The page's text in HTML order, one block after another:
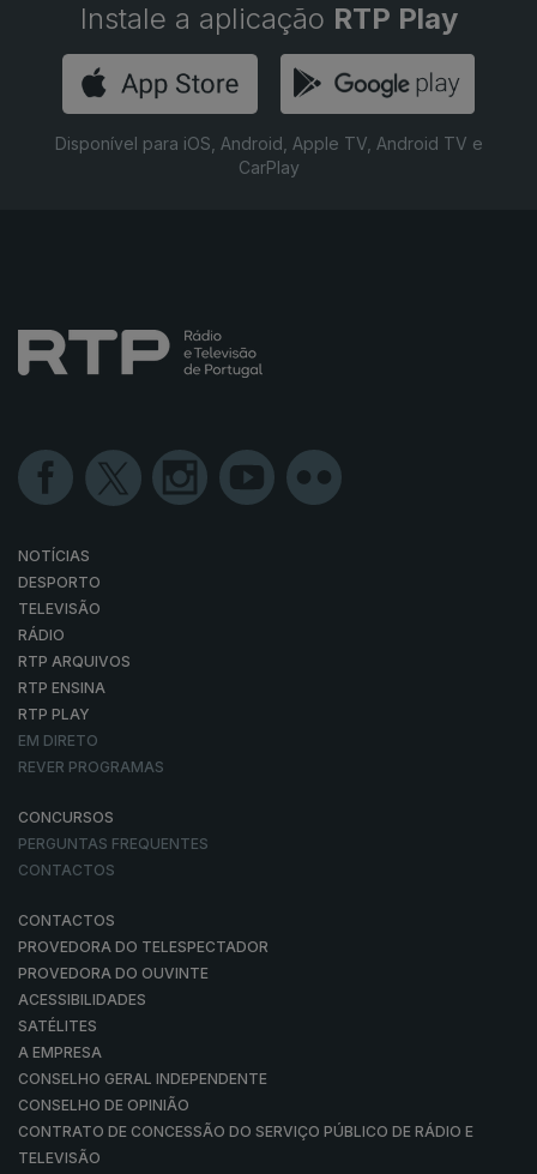
Instale a aplicação RTP Play
Disponível para iOS, Android, Apple TV, Android TV e
CarPlay
NOTÍCIAS
DESPORTO
TELEVISÃO
RÁDIO
RTP ARQUIVOS
RTP ENSINA
RTP PLAY
EM DIRETO
REVER PROGRAMAS
CONCURSOS
PERGUNTAS FREQUENTES
CONTACTOS
CONTACTOS
PROVEDORA DO TELESPECTADOR
PROVEDORA DO OUVINTE
ACESSIBILIDADES
SATÉLITES
A EMPRESA
CONSELHO GERAL INDEPENDENTE
CONSELHO DE OPINIÃO
CONTRATO DE CONCESSÃO DO SERVIÇO PÚBLICO DE RÁDIO E
TELEVISÃO